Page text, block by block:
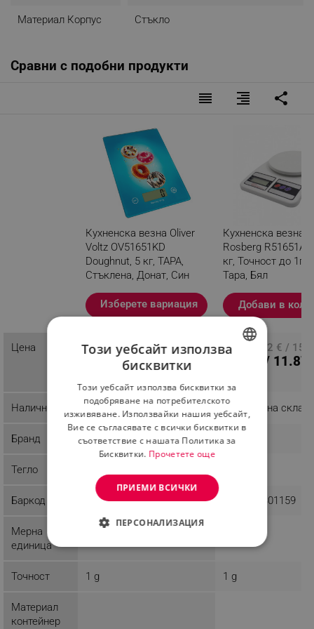
Материал Корпус Стъкло
Сравни с подобни продукти
reorder format_align_right share
Кухненска везна Oliver
Voltz OV51651KD
Doughnut, 5 кг, ТАРА,
Стъклена, Донат, Син
Разглеждате този
продукт
Изберете вариация
Кухненска везна
Rosberg R51651A,
кг, Точност до 1гр,
Тара, Бял
Добави в
Цена
ПЦД: 11.20 € / 21.91
8.13 € / 15.90
ПЦД: 8.12 € /
6.07 € / 11.87
Наличност Налично на склад Налично на склад
Бранд Voltz Rosberg
Тегло
Баркод 3800235308950 3800235301159
Мерна
единица
Грам - g
Точност 1 g 1 g
Материал
контейнер
Този уебсайт използва
бисквитки
Този уебсайт използва бисквитки за
подобряване на потребителското
изживяване. Използвайки нашия уебсайт,
Вие се съгласявате с всички бисквитки в
съответствие с нашата Политика за
Бисквитки. Прочетете още
ПРИЕМИ ВСИЧКИ
ПЕРСОНАЛИЗАЦИЯ
СТРОГО НЕОБХОДИМО
ЕФЕКТИВНОСТ